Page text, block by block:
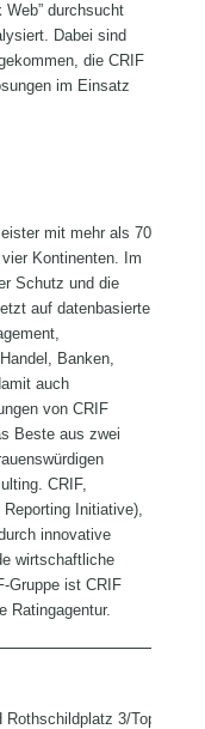
Web” durchsucht
Dabei sind
die CRIF
im Einsatz
mit mehr als 70
Kontinenten. Im
Schutz und die
auf datenbasierte
Banken,
auch
von CRIF
Beste aus zwei
CRIF,
Reporting Initiative),
innovative
wirtschaftliche
Gruppe ist CRIF
Ratingagentur.
3/Top